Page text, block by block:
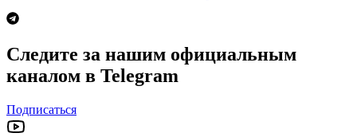
Следите за нашим официальным
каналом в Telegram
Подписаться